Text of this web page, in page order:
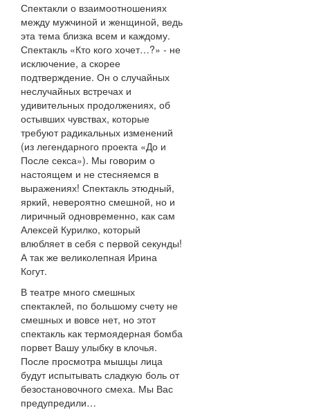
Спектакли о взаимоотношениях
между мужчиной и женщиной, ведь
эта тема близка всем и каждому.
Спектакль «Кто кого хочет…?» - не
исключение, а скорее
подтверждение. Он о случайных
неслучайных встречах и
удивительных продолжениях, об
остывших чувствах, которые
требуют радикальных изменений
(из легендарного проекта «До и
После секса»). Мы говорим о
настоящем и не стесняемся в
выражениях! Спектакль этюдный,
яркий, невероятно смешной, но и
лиричный одновременно, как сам
Алексей Курилко, который
влюбляет в себя с первой секунды!
А так же великолепная Ирина
Когут.
В театре много смешных
спектаклей, по большому счету не
смешных и вовсе нет, но этот
спектакль как термоядерная бомба
порвет Вашу улыбку в клочья.
После просмотра мышцы лица
будут испытывать сладкую боль от
безостановочного смеха. Мы Вас
предупредили…